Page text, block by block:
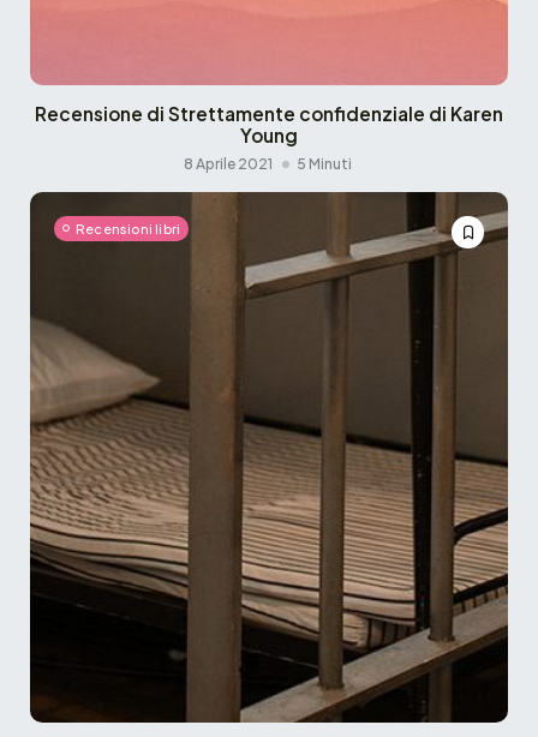
Recensione di Strettamente confidenziale di Karen
Young
8 Aprile 2021 5 Minuti
Recensioni libri